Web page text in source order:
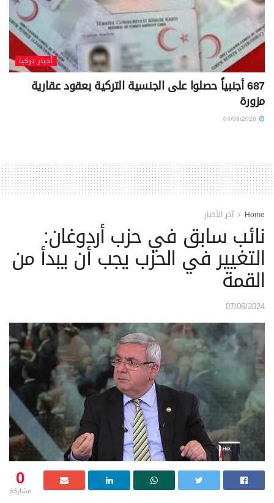
أخبار تركيا
687 أجنبياً حصلوا على الجنسية التركية بعقود عقارية
مزورة
Home آخر الأخبار
نائب سابق في حزب أردوغان:
التغيير في الحزب يجب أن يبدأ من
القمة
07/06/2024
0
مشاركة